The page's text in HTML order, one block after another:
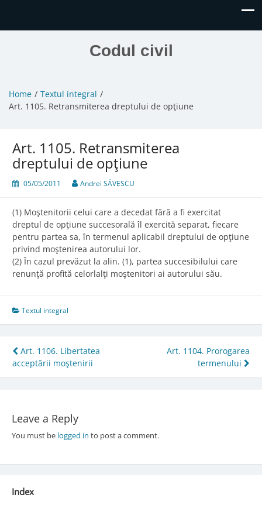
Codul civil
Home
Textul integral
Art. 1105. Retransmiterea dreptului de opţiune
Art. 1105. Retransmiterea
dreptului de opţiune
05/05/2011 Andrei SĂVESCU
(1) Moştenitorii celui care a decedat fără a fi exercitat
dreptul de opţiune succesorală îl exercită separat, fiecare
pentru partea sa, în termenul aplicabil dreptului de opţiune
privind moştenirea autorului lor.
(2) În cazul prevăzut la alin. (1), partea succesibilului care
renunţă profită celorlalţi moştenitori ai autorului său.
Textul integral
Post
navigation
Art. 1106. Libertatea
acceptării moştenirii
Art. 1104. Prorogarea
termenului
Leave a Reply
You must be logged in to post a comment.
Index